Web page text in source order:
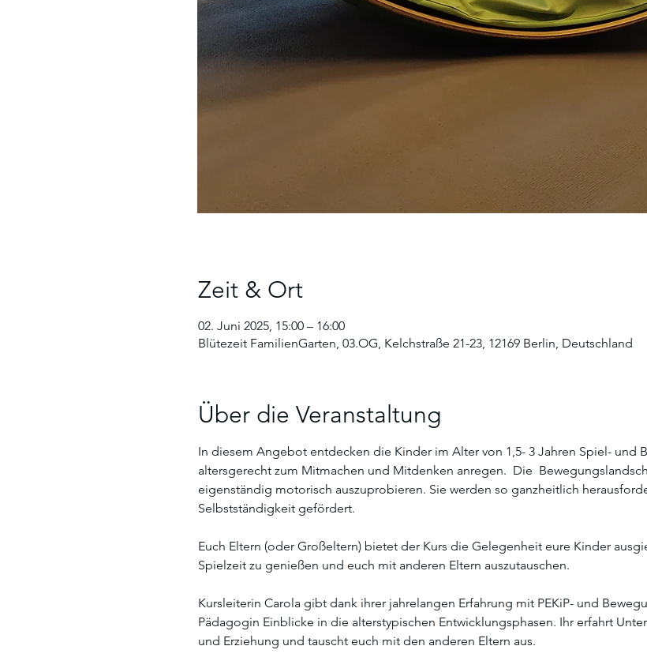
Zeit & Ort
02. Juni 2025, 15:00 – 16:00
Blütezeit FamilienGarten, 03.OG, Kelchstraße 21-23, 12169 Berlin, Deutschland
Über die Veranstaltung
In diesem Angebot entdecken die Kinder im Alter von 1,5- 3 Jahren Spiel- und
altersgerecht zum Mitmachen und Mitdenken anregen.  Die
eigenständig motorisch auszuprobieren. Sie werden so ganzheitlich
Selbstständigkeit gefördert.
Euch Eltern (oder Großeltern) bietet der Kurs die Gelegenheit eure Kinder
Spielzeit zu genießen und euch mit anderen Eltern auszutauschen.
Kursleiterin Carola gibt dank ihrer jahrelangen Erfahrung mit PEKiP- und
Pädagogin Einblicke in die alterstypischen Entwicklungsphasen. Ihr erfahrt
und Erziehung und tauscht euch mit den anderen Eltern aus.